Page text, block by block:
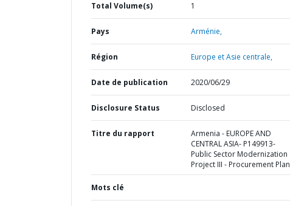
Total Volume(s) 1
Pays Arménie,
Région Europe et Asie centrale,
Date de publication 2020/06/29
Disclosure Status Disclosed
Titre du rapport
Armenia - EUROPE AND
CENTRAL ASIA- P149913-
Public Sector Modernization
Project III - Procurement Plan
Mots clé